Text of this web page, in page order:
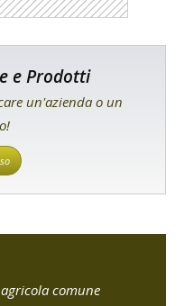
e Prodotti
un'azienda o un
comune